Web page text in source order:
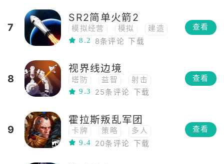
PVP
星战 PVE
7
SR2简单火箭2
模拟经营 模拟
建造
太空
8.2 8条评论 下载
查看
8
视界线边境
塔防 益智
射击
幻想
科幻 太空
9.3 25条评论 下载
查看
9
霍拉斯叛乱军团
卡牌 策略
多人
战略
TCG 太空
9.4 20条评论 下载
查看